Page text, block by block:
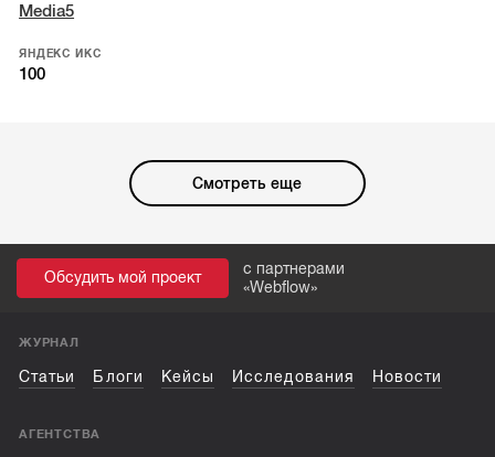
Media5
ЯНДЕКС ИКС
100
Смотреть еще
Обсудить мой проект
с партнерами
«Webflow»
ЖУРНАЛ
Статьи Блоги Кейсы Исследования Новости
АГЕНТСТВА